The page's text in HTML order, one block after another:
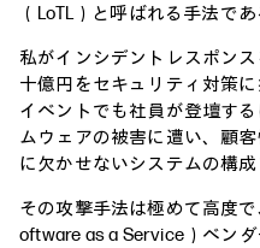
（LoTL）と呼ばれる手法であ
私がインシデントレスポン
十億円をセキュリティ対策
イベントでも社員が登壇す
ムウェアの被害に遭い、顧
に欠かせないシステムの構
その攻撃手法は極めて高度
oftware as a Service）ベン